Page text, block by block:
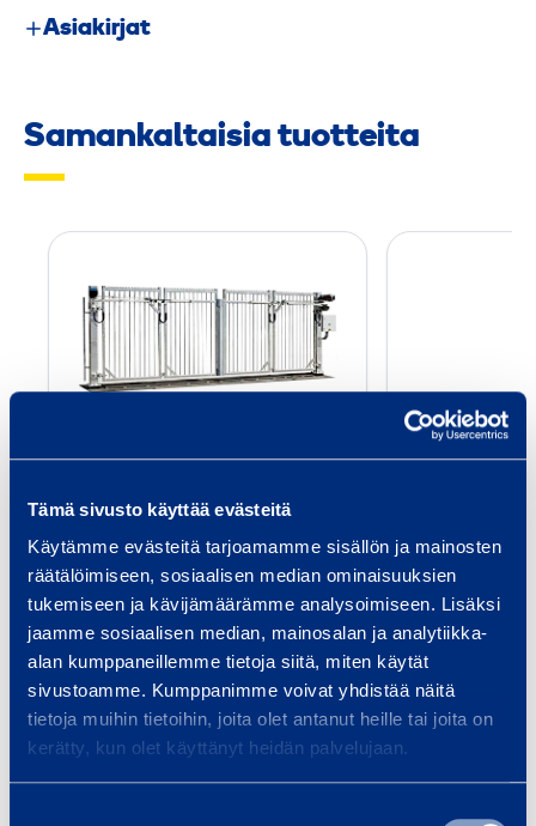
Tämä sivusto käyttää evästeitä
Käytämme evästeitä tarjoamamme sisällön ja mainosten
räätälöimiseen, sosiaalisen median ominaisuuksien
tukemiseen ja kävijämäärämme analysoimiseen. Lisäksi
jaamme sosiaalisen median, mainosalan ja analytiikka-
alan kumppaneillemme tietoja siitä, miten käytät
sivustoamme. Kumppanimme voivat yhdistää näitä
tietoja muihin tietoihin, joita olet antanut heille tai joita on
kerätty, kun olet käyttänyt heidän palvelujaan.
Asiakirjat
Samankaltaisia tuotteita
h
k
ö
y
t
t
ö
i
n
e
n
Sähkö­käyttöinen pika­
aukolla
Lisää koriin
Palvelut